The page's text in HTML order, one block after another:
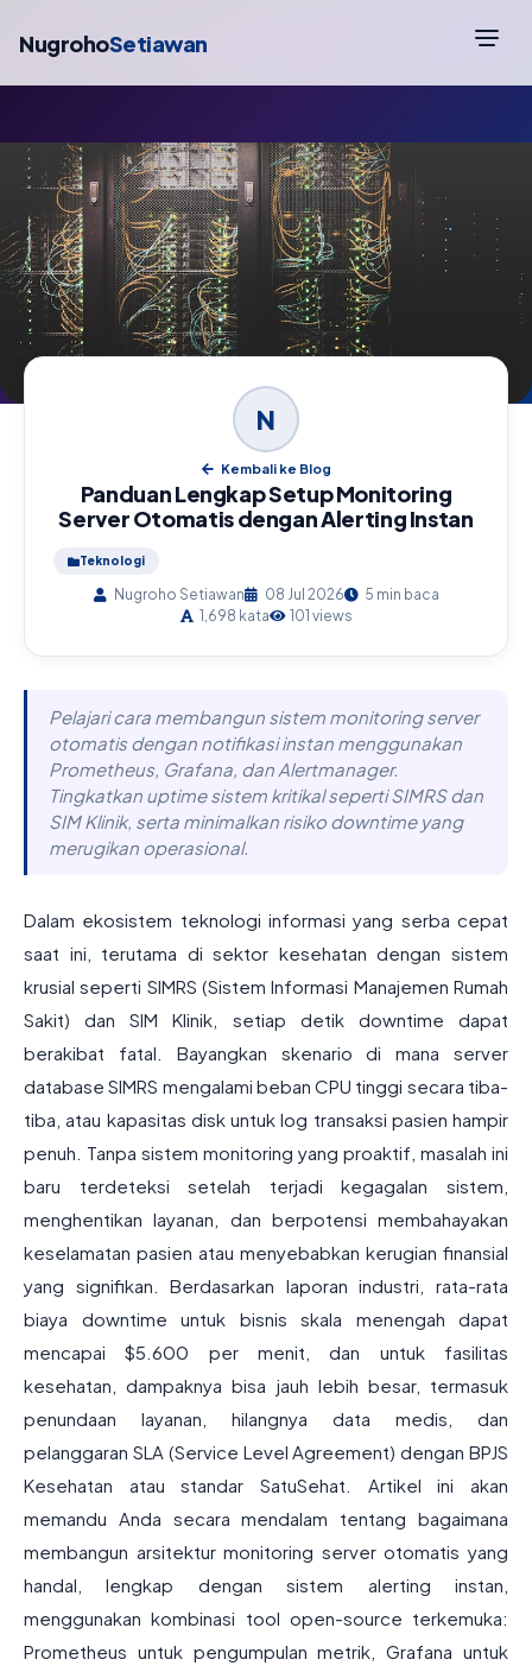
NugrohoSetiawan
N
Kembali ke Blog
Panduan Lengkap Setup Monitoring
Server Otomatis dengan Alerting Instan
Teknologi
Nugroho Setiawan 08 Jul 2026
5 min baca
1,698 kata
101 views
Pelajari cara membangun sistem monitoring server
otomatis dengan notifikasi instan menggunakan
Prometheus, Grafana, dan Alertmanager.
Tingkatkan uptime sistem kritikal seperti SIMRS dan
SIM Klinik, serta minimalkan risiko downtime yang
merugikan operasional.
Dalam ekosistem teknologi informasi yang serba cepat
saat ini, terutama di sektor kesehatan dengan sistem
krusial seperti SIMRS (Sistem Informasi Manajemen Rumah
Sakit) dan SIM Klinik, setiap detik downtime dapat
berakibat fatal. Bayangkan skenario di mana server
database SIMRS mengalami beban CPU tinggi secara tiba-
tiba, atau kapasitas disk untuk log transaksi pasien hampir
penuh. Tanpa sistem monitoring yang proaktif, masalah ini
baru terdeteksi setelah terjadi kegagalan sistem,
menghentikan layanan, dan berpotensi membahayakan
keselamatan pasien atau menyebabkan kerugian finansial
yang signifikan. Berdasarkan laporan industri, rata-rata
biaya downtime untuk bisnis skala menengah dapat
mencapai $5.600 per menit, dan untuk fasilitas
kesehatan, dampaknya bisa jauh lebih besar, termasuk
penundaan layanan, hilangnya data medis, dan
pelanggaran SLA (Service Level Agreement) dengan BPJS
Kesehatan atau standar SatuSehat. Artikel ini akan
memandu Anda secara mendalam tentang bagaimana
membangun arsitektur monitoring server otomatis yang
handal, lengkap dengan sistem alerting instan,
menggunakan kombinasi tool open-source terkemuka:
Prometheus untuk pengumpulan metrik, Grafana untuk